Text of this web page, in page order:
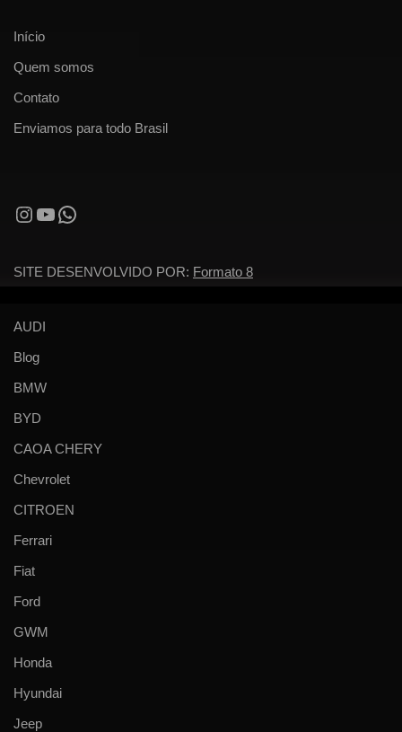
Início
Quem somos
Contato
Enviamos para todo Brasil
SITE DESENVOLVIDO POR: Formato 8
AUDI
Blog
BMW
BYD
CAOA CHERY
Chevrolet
CITROEN
Ferrari
Fiat
Ford
GWM
Honda
Hyundai
Jeep